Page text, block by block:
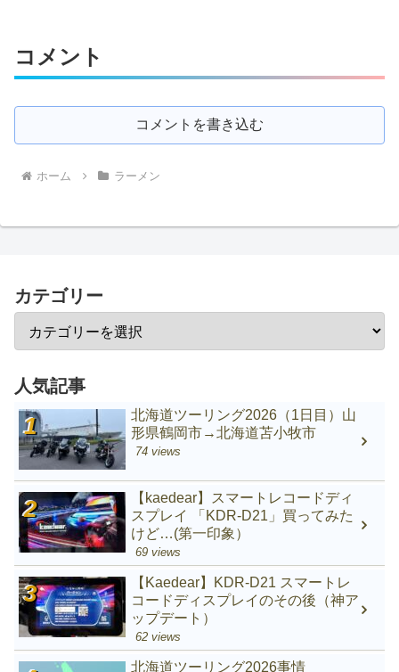
コメント
コメントを書き込む
ホーム ラーメン
カテゴリー
人気記事
北海道ツーリング2026（1日目）山
形県鶴岡市→北海道苫小牧市
74 views
【kaedear】スマートレコードディ
スプレイ 「KDR-D21」買ってみた
けど…(第一印象）
69 views
【Kaedear】KDR-D21 スマートレ
コードディスプレイのその後（神ア
ップデート）
62 views
北海道ツーリング2026事情